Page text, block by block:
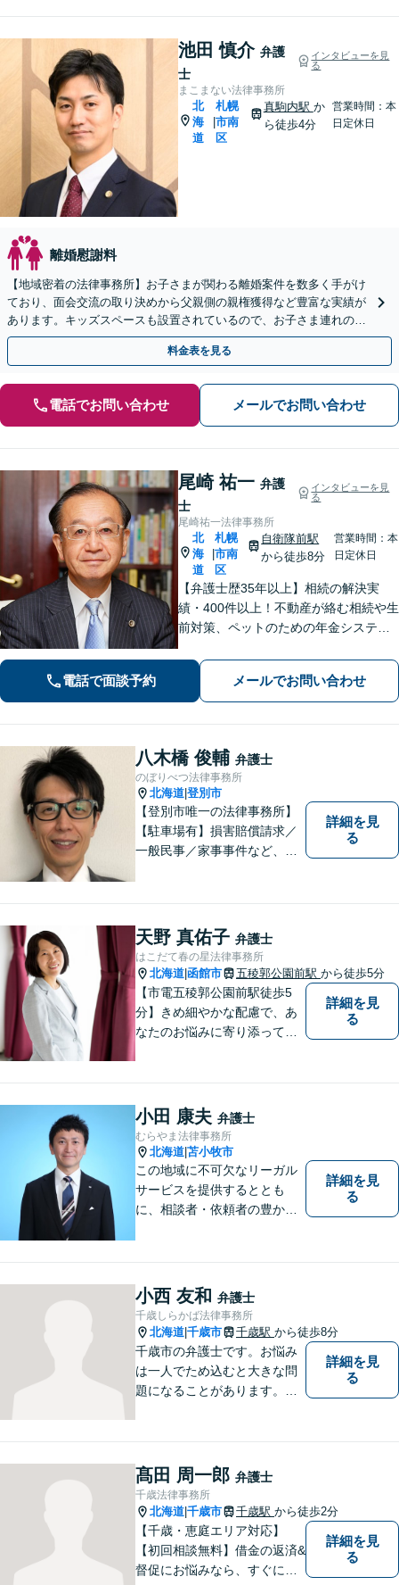
池田 慎介 弁護
士
インタビューを見
る
まこまない法律事務所
北
海
道
札幌
市南
区
真駒内駅 か
ら徒歩4分
営業時間：本
日定休日
離婚慰謝料
【地域密着の法律事務所】お子さまが関わる離婚案件を数多く手がけ
ており、面会交流の取り決めから父親側の親権獲得など豊富な実績が
あります。キッズスペースも設置されているので、お子さま連れの方
も安心してご相談にいらしてください【WEB面談対応】
料金表を見る
電話でお問い合わせ メールでお問い合わせ
尾崎 祐一 弁護
士
インタビューを見
る
尾崎祐一法律事務所
北
海
道
札幌
市南
区
自衛隊前駅
から徒歩8分
営業時間：本
日定休日
【弁護士歴35年以上】相続の解決実
績・400件以上！不動産が絡む相続や生
前対策、ペットのための年金システム
金・刑事事件・不動産トラブルなど幅
広く対応。依頼者の背景に潜む原因を
しっかり把握することを心がけていま
す。
電話で面談予約 メールでお問い合わせ
八木橋 俊輔 弁護士
のぼりべつ法律事務所
北海道 登別市
【登別市唯一の法律事務所】
【駐車場有】損害賠償請求／
一般民事／家事事件など、幅
解決し、明るく活気のある地
域づくりに貢献いたします。
小さなお困りごとでも、お早
めにご相談ください！
詳細を見
る
天野 真佑子 弁護士
はこだて春の星法律事務所
北海道 函館市 五稜郭公園前駅 から徒歩5分
【市電五稜郭公園前駅徒歩5
分】きめ細やかな配慮で、あ
なたのお悩みに寄り添って対
お気軽にご相談ください。
詳細を見
る
小田 康夫 弁護士
むらやま法律事務所
北海道 苫小牧市
この地域に不可欠なリーガル
サービスを提供するととも
に、相談者・依頼者の豊かな
士小田康夫）
詳細を見
る
小西 友和 弁護士
千歳しらかば法律事務所
北海道 千歳市 千歳駅 から徒歩8分
千歳市の弁護士です。お悩み
は一人でため込むと大きな問
題になることがあります。ぜ
詳細を見
る
髙田 周一郎 弁護士
千歳法律事務所
北海道 千歳市 千歳駅 から徒歩2分
【千歳・恵庭エリア対応】
【初回相談無料】借金の返済&
督促にお悩みなら、すぐにご
詳細を見
る